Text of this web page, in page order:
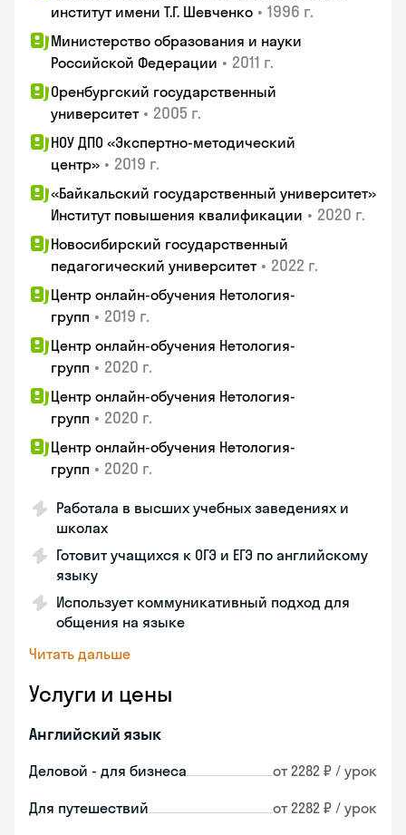
институт имени Т.Г. Шевченко • 1996 г.
Министерство образования и науки
Российской Федерации • 2011 г.
Оренбургский государственный
университет • 2005 г.
НОУ ДПО «Экспертно-методический
центр» • 2019 г.
«Байкальский государственный университет»
Институт повышения квалификации • 2020 г.
Новосибирский государственный
педагогический университет • 2022 г.
Центр онлайн-обучения Нетология-
групп • 2019 г.
Центр онлайн-обучения Нетология-
групп • 2020 г.
Центр онлайн-обучения Нетология-
групп • 2020 г.
Центр онлайн-обучения Нетология-
групп • 2020 г.
Работала в высших учебных заведениях и
школах
Готовит учащихся к ОГЭ и ЕГЭ по английскому
языку
Использует коммуникативный подход для
общения на языке
Читать дальше
Услуги и цены
Английский язык
Деловой - для бизнеса от 2282 ₽ / урок
Для путешествий от 2282 ₽ / урок